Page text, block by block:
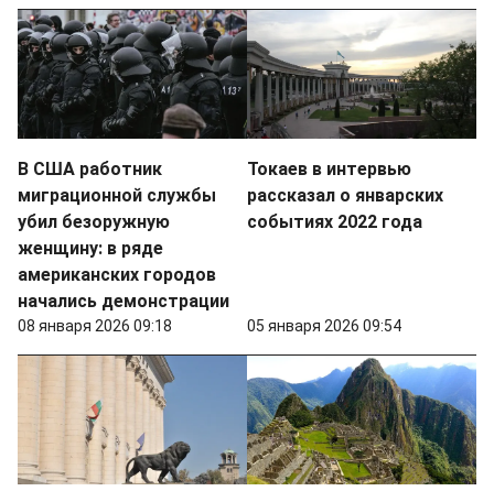
В США работник
миграционной службы
убил безоружную
женщину: в ряде
американских городов
начались демонстрации
08 января 2026 09:18
Токаев в интервью
рассказал о январских
событиях 2022 года
05 января 2026 09:54